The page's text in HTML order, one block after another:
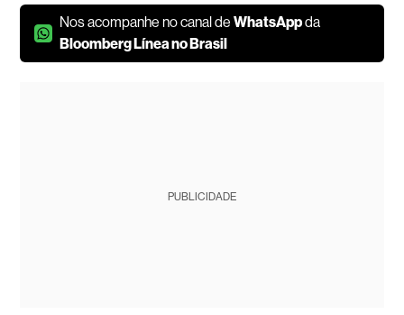
Nos acompanhe no canal deWhatsAppda
Bloomberg Línea no Brasil
PUBLICIDADE